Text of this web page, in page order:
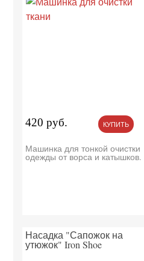
420 руб. КУПИТЬ
Машинка для тонкой очистки
одежды от ворса и катышков.
Насадка "Сапожок на
утюжок" Iron Shoe